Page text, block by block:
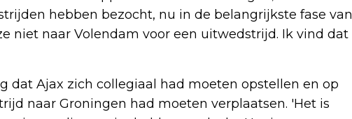
hebben bezocht, nu in de belangrijkste fase van
niet naar Volendam voor een uitwedstrijd. Ik vind dat
dat Ajax zich collegiaal had moeten opstellen en op
naar Groningen had moeten verplaatsen. 'Het is